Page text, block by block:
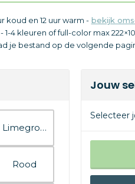
koud en 12 uur warm -bekijk
-1-4 kleuren of full-color max
je bestand op de volgende
Limegroen
Rood
Jouw
Selecteer